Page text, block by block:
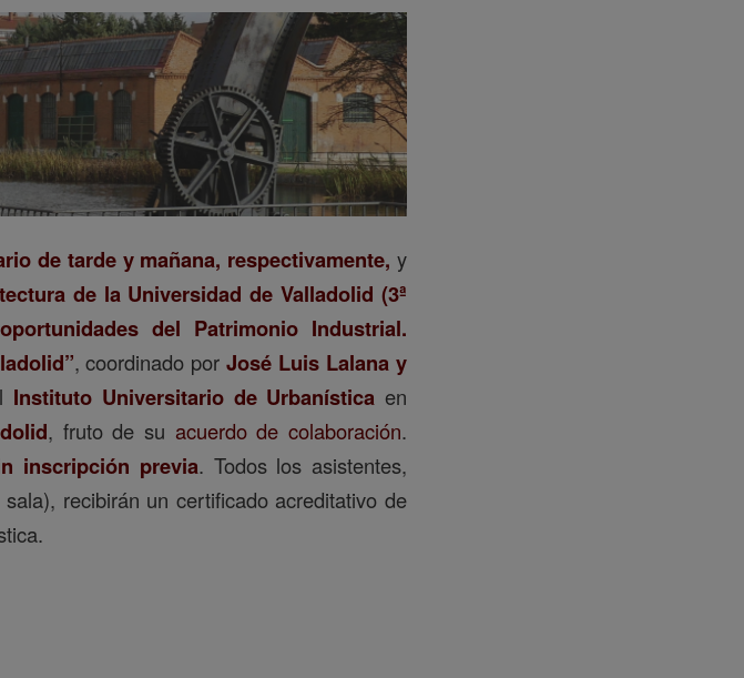
de tarde y mañana, respectivamente, y
de la Universidad de Valladolid (3ª
del Patrimonio Industrial.
, coordinado porJosé Luis Lalana y
Instituto Universitario de Urbanística en
, fruto de su acuerdo de colaboración.
inscripción previa. Todos los asistentes,
recibirán un certificado acreditativo de